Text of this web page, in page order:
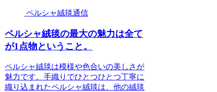
ペルシャ絨毯通信
ペルシャ絨毯の最大の魅力は全て
が1点物ということ。
ペルシャ絨毯は模様や色合いの美しさが
魅力です。手織りでひとつひとつ丁寧に
織り込まれたペルシャ絨毯は、他の絨毯